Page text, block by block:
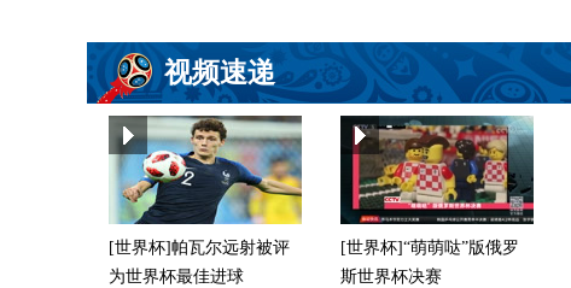
的世界杯记忆
期待荣光重现
[世界杯最前线]英格兰：气氛
轻松 游戏中备战
[世界杯最前线]认真备战 “格
子军”渴望进决赛
视频速递
[世界杯]帕瓦尔远射被评
为世界杯最佳进球
[世界杯]“萌萌哒”版俄罗
斯世界杯决赛